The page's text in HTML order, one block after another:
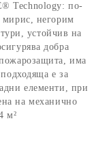
Technology: по-
мирис, негорим
устойчив на
добра
има
е за
елементи, при
на механично
м²